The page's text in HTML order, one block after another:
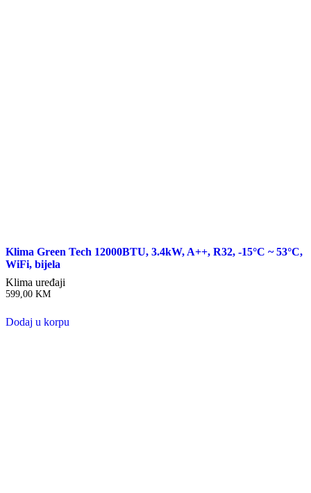
Klima Green Tech 12000BTU, 3.4kW, A++, R32, -15°C ~ 53°C,
WiFi, bijela
Klima uređaji
599,00 KM
Dodaj u korpu